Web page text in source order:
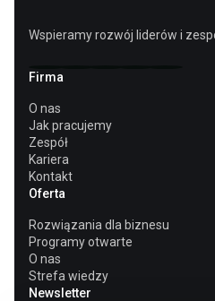
Wspieramy rozwój liderów i
Firma
O nas
Jak pracujemy
Zespół
Kariera
Kontakt
Oferta
Rozwiązania dla biznesu
Programy otwarte
O nas
Strefa wiedzy
Newsletter